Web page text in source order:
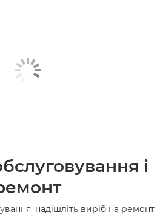
і
надішліть виріб на ремонт